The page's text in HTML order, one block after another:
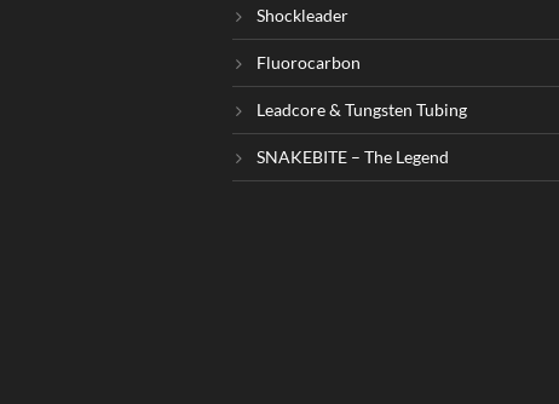
Shockleader
Fluorocarbon
Leadcore & Tungsten Tubing
SNAKEBITE – The Legend